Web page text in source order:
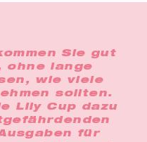
Sie gut
ohne lange
wie viele
sollten.
Lily Cup dazu
für